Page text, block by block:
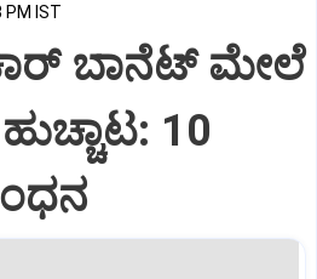
PM IST
ಬಾನೆಟ್ ಮೇಲೆ
10